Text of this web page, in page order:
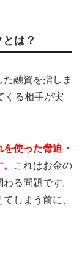
は？
た融資を指しま
くる相手が実
使った脅迫・
これはお金の
る問題です。
しまう前に、